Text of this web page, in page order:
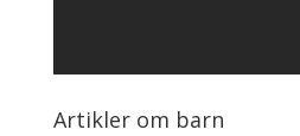
Artikler om barn